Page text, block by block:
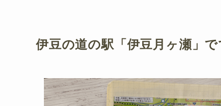
伊豆の道の駅「伊豆月ヶ瀬」